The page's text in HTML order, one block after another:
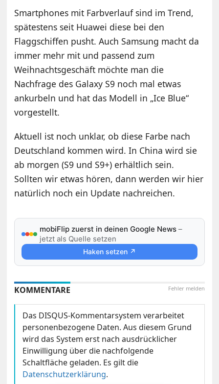
Smartphones mit Farbverlauf sind im Trend,
spätestens seit Huawei diese bei den
Flaggschiffen pusht. Auch Samsung macht da
immer mehr mit und passend zum
Weihnachtsgeschäft möchte man die
Nachfrage des Galaxy S9 noch mal etwas
ankurbeln und hat das Modell in „Ice Blue“
vorgestellt.
Aktuell ist noch unklar, ob diese Farbe nach
Deutschland kommen wird. In China wird sie
ab morgen (S9 und S9+) erhältlich sein.
Sollten wir etwas hören, dann werden wir hier
natürlich noch ein Update nachreichen.
mobiFlip zuerst in deinen Google News –
jetzt als Quelle setzen
Haken setzen ↗
Fehler melden
KOMMENTARE
Das DISQUS-Kommentarsystem verarbeitet
personenbezogene Daten. Aus diesem Grund
wird das System erst nach ausdrücklicher
Einwilligung über die nachfolgende
Schaltfläche geladen. Es gilt die
Datenschutzerklärung.